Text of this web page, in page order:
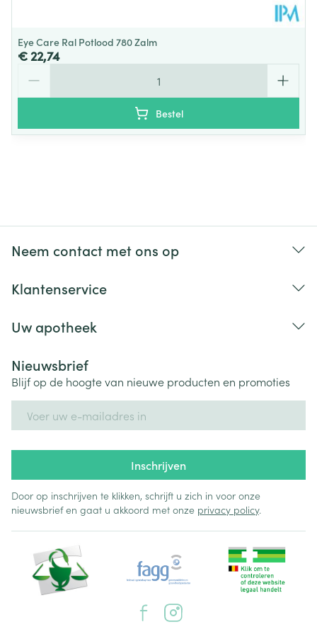
Eye Care Ral Potlood 780 Zalm
€ 22,74
Bestel
Neem contact met ons op
Klantenservice
Uw apotheek
Nieuwsbrief
Blijf op de hoogte van nieuwe producten en promoties
Inschrijven
Door op inschrijven te klikken, schrijft u zich in voor onze
nieuwsbrief en gaat u akkoord met onze privacy policy.